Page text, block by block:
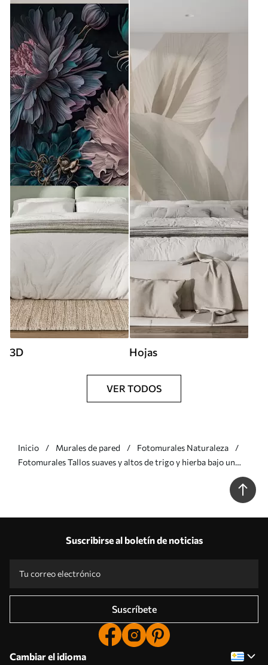
3D Hojas
VER TODOS
Inicio Murales de pared
Fotomurales Naturaleza
Fotomurales Tallos suaves y altos de trigo y hierba bajo un
Suscribirse al boletín de noticias
Suscríbete
Cambiar el idioma